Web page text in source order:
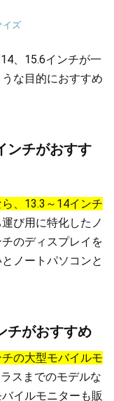
イズ
、15.6インチが一
な目的におすすめ
ンチがおすす
、13.3～14インチ
び用に特化したノ
のディスプレイを
ノートパソコンと
チがおすすめ
の大型モバイルモ
スまでのモデルな
イルモニターも販